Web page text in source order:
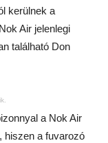
kerülnek a
Air jelenlegi
található Don
a Nok Air
hiszen a fuvarozó